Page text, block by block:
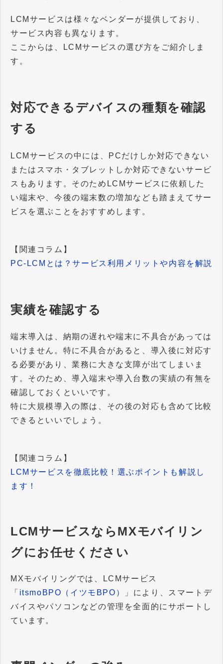
LCMサービスは様々なベンダーが提供しており、
サービス内容も異なります。
ここからは、LCMサービスの選び方をご紹介しま
す。
対応できるデバイスの種類を確認
する
LCMサービスの中には、PCだけしか対応できない
またはスマホ・タブレットしか対応できないサービ
スもあります。そのためLCMサービスに依頼した
い端末や、今後の端末数の増加なども踏まえてサー
ビスを選ぶことをおすすめします。
【関連コラム】
PC-LCMとは？サービス利用メリットや内容を解説
実績を確認する
端末導入は、納期の遅れや端末に不具合があっては
いけません。特に不具合があると、導入後に対応す
る必要があり、業務に大きな支障が出てしまいま
す。そのため、導入端末や導入台数の実績の有無を
確認しておくといいです。
特に大規模導入の際は、その後の対応も含めて比較
できるといいでしょう。
【関連コラム】
LCMサービスを徹底比較！選ぶポイントも解説し
ます！
LCMサービスならMXモバイリン
グにお任せください
MXモバイリングでは、LCMサービス
「 itsmoBPO（イツモBPO）
」により、スマートデ
バイスやパソコンなどの管理を全面的にサポートし
ています。